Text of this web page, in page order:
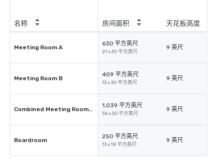
名称 房间面积 天花板高度
Meeting Room A
630 平方英尺
21 x 30 平方英尺
9 英尺
Meeting Room B
409 平方英尺
13 x 30 平方英尺
9 英尺
Combined Meeting Rooms A&B
1,039 平方英尺
34 x 30 平方英尺
9 英尺
Boardroom
250 平方英尺
13 x 18 平方英尺
9 英尺